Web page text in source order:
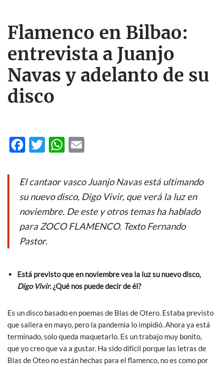
Flamenco en Bilbao:
entrevista a Juanjo
Navas y adelanto de su
disco
F
e
b
o
o
k
T
itt
er
W
at
s
A
p
ail
El cantaor vasco Juanjo Navas está ultimando
su nuevo disco, Digo Vivir, que verá la luz en
noviembre. De este y otros temas ha hablado
para ZOCO FLAMENCO. Texto Fernando
Pastor.
Está previsto que en noviembre vea la luz su nuevo disco,
Digo Vivir. ¿Qué nos puede decir de él?
Es un disco basado en poemas de Blas de Otero. Estaba previsto
que saliera en mayo, pero la pandemia lo impidió. Ahora ya está
terminado, solo queda maquetarlo. Es un trabajo muy bonito,
que yo creo que va a gustar. Ha sido difícil porque las letras de
Blas de Oteo no están hechas para el flamenco, no es como por